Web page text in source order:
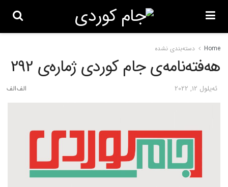
Home دسته‌بندی نشده
هەفتەنامەی جام کوردی ژمارەی 292
ئه‌یلول 12, 2022